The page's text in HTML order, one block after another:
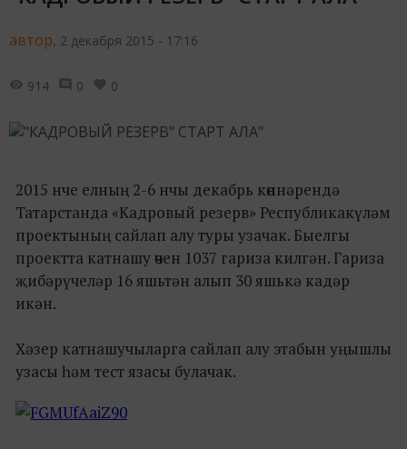
автор, 2 декабря 2015 - 17:16
914 0 0
2015 нче елның 2-6 нчы декабрь көннәрендә
Татарстанда «Кадровый резерв» Республикакүләм
проектының сайлап алу туры узачак. Быелгы
проектта катнашу өчен 1037 гариза килгән. Гариза
җибәрүчеләр 16 яшьтән алып 30 яшькә кадәр
икән.
Хәзер катнашучыларга сайлап алу этабын уңышлы
узасы һәм тест язасы булачак.